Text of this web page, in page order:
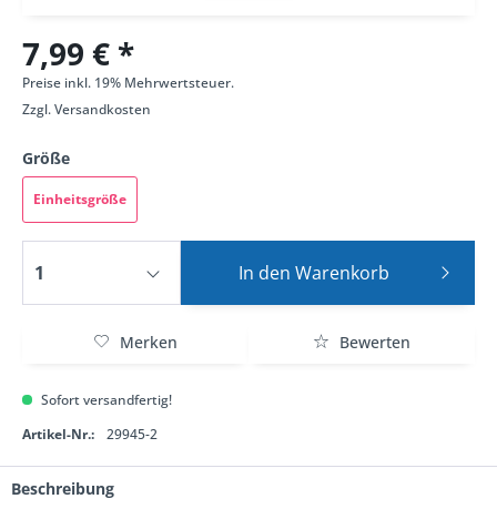
7,99 € *
Preise inkl. 19% Mehrwertsteuer.
Zzgl.Versandkosten
Größe
Einheitsgröße
In den Warenkorb
Merken Bewerten
Sofort versandfertig!
Artikel-Nr.:
29945-2
Beschreibung